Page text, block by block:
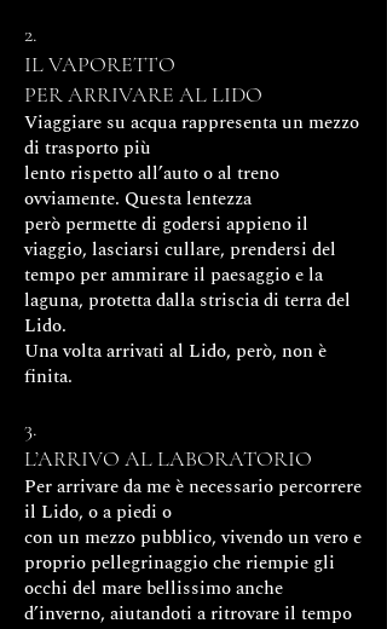
2.
IL VAPORETTO
PER ARRIVARE AL LIDO
Viaggiare su acqua rappresenta un mezzo
di trasporto più
lento rispetto all’auto o al treno
ovviamente. Questa lentezza
però permette di godersi appieno il
viaggio, lasciarsi cullare, prendersi del
tempo per ammirare il paesaggio e la
laguna, protetta dalla striscia di terra del
Lido.
Una volta arrivati al Lido, però, non è
finita.
3.
L’ARRIVO AL LABORATORIO
Per arrivare da me è necessario percorrere
il Lido, o a piedi o
con un mezzo pubblico, vivendo un vero e
proprio pellegrinaggio che riempie gli
occhi del mare bellissimo anche
d’inverno, aiutandoti a ritrovare il tempo